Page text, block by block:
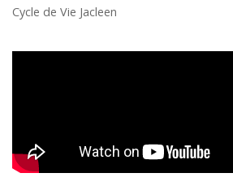
Cycle de Vie Jacleen